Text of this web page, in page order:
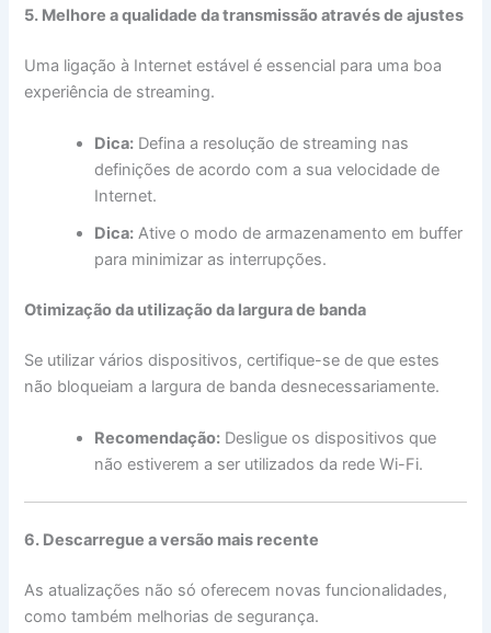
5. Melhore a qualidade da transmissão através de ajustes
Uma ligação à Internet estável é essencial para uma boa
experiência de streaming.
Dica: Defina a resolução de streaming nas
definições de acordo com a sua velocidade de
Internet.
Dica: Ative o modo de armazenamento em buffer
para minimizar as interrupções.
Otimização da utilização da largura de banda
Se utilizar vários dispositivos, certifique-se de que estes
não bloqueiam a largura de banda desnecessariamente.
Recomendação: Desligue os dispositivos que
não estiverem a ser utilizados da rede Wi-Fi.
6. Descarregue a versão mais recente
As atualizações não só oferecem novas funcionalidades,
como também melhorias de segurança.